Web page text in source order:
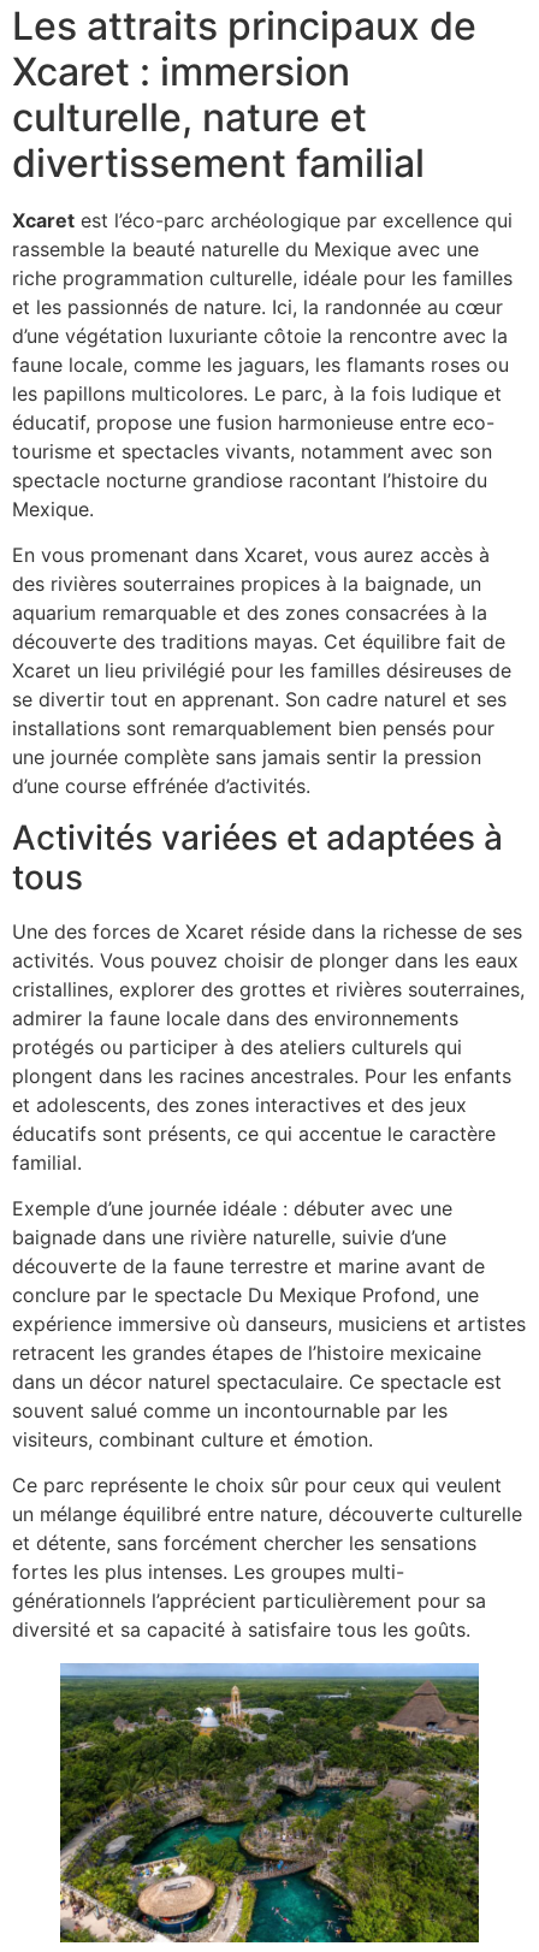
Les attraits principaux de
Xcaret : immersion
culturelle, nature et
divertissement familial
Xcaret est l’éco-parc archéologique par excellence qui
rassemble la beauté naturelle du Mexique avec une
riche programmation culturelle, idéale pour les familles
et les passionnés de nature. Ici, la randonnée au cœur
d’une végétation luxuriante côtoie la rencontre avec la
faune locale, comme les jaguars, les flamants roses ou
les papillons multicolores. Le parc, à la fois ludique et
éducatif, propose une fusion harmonieuse entre eco-
tourisme et spectacles vivants, notamment avec son
spectacle nocturne grandiose racontant l’histoire du
Mexique.
En vous promenant dans Xcaret, vous aurez accès à
des rivières souterraines propices à la baignade, un
aquarium remarquable et des zones consacrées à la
découverte des traditions mayas. Cet équilibre fait de
Xcaret un lieu privilégié pour les familles désireuses de
se divertir tout en apprenant. Son cadre naturel et ses
installations sont remarquablement bien pensés pour
une journée complète sans jamais sentir la pression
d’une course effrénée d’activités.
Activités variées et adaptées à
tous
Une des forces de Xcaret réside dans la richesse de ses
activités. Vous pouvez choisir de plonger dans les eaux
cristallines, explorer des grottes et rivières souterraines,
admirer la faune locale dans des environnements
protégés ou participer à des ateliers culturels qui
plongent dans les racines ancestrales. Pour les enfants
et adolescents, des zones interactives et des jeux
éducatifs sont présents, ce qui accentue le caractère
familial.
Exemple d’une journée idéale : débuter avec une
baignade dans une rivière naturelle, suivie d’une
découverte de la faune terrestre et marine avant de
conclure par le spectacle Du Mexique Profond, une
expérience immersive où danseurs, musiciens et artistes
retracent les grandes étapes de l’histoire mexicaine
dans un décor naturel spectaculaire. Ce spectacle est
souvent salué comme un incontournable par les
visiteurs, combinant culture et émotion.
Ce parc représente le choix sûr pour ceux qui veulent
un mélange équilibré entre nature, découverte culturelle
et détente, sans forcément chercher les sensations
fortes les plus intenses. Les groupes multi-
générationnels l’apprécient particulièrement pour sa
diversité et sa capacité à satisfaire tous les goûts.